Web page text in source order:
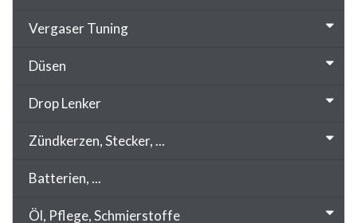
Vergaser Tuning
Düsen
Drop Lenker
Zündkerzen, Stecker, ...
Batterien, ...
Öl, Pflege, Schmierstoffe